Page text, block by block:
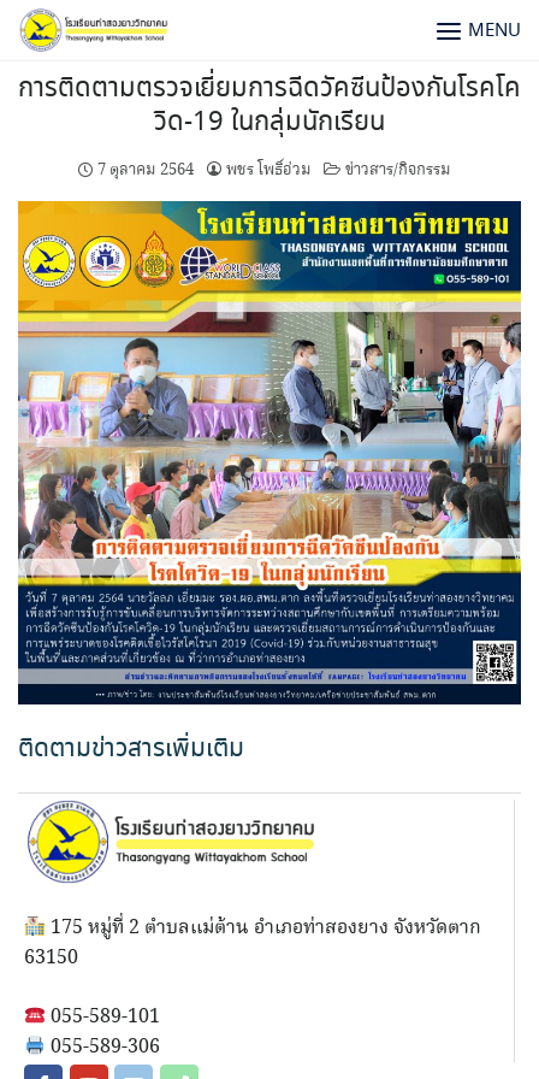
MENU
การติดตามตรวจเยี่ยมการฉีดวัคซีนป้องกันโรคโค
วิด-19 ในกลุ่มนักเรียน
7 ตุลาคม 2564 พชร โพธิ์อ่วม ข่าวสาร/กิจกรรม
ติดตามข่าวสารเพิ่มเติม
175 หมู่ที่ 2 ตำบลแม่ต้าน อำเภอท่าสองยาง จังหวัดตาก
63150
055-589-101
055-589-306